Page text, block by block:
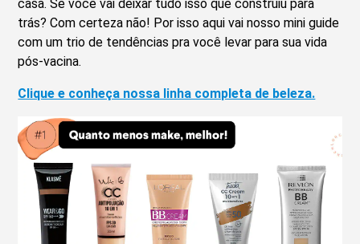
casa. Se você vai deixar tudo isso que construiu para
trás? Com certeza não! Por isso aqui vai nosso mini guide
com um trio de tendências pra você levar para sua vida
pós-vacina.
Clique e conheça nossa linha completa de beleza.